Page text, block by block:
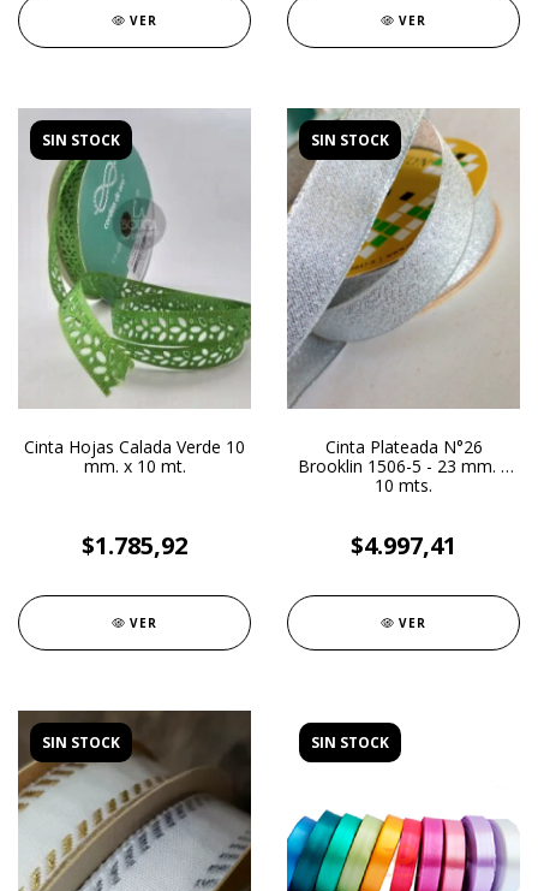
VER VER
SIN STOCK
Cinta Hojas Calada Verde 10
mm. x 10 mt.
$1.785,92
VER
SIN STOCK
Cinta Plateada N°26
Brooklin 1506-5 - 23 mm. x
10 mts.
$4.997,41
VER
SIN STOCK SIN STOCK